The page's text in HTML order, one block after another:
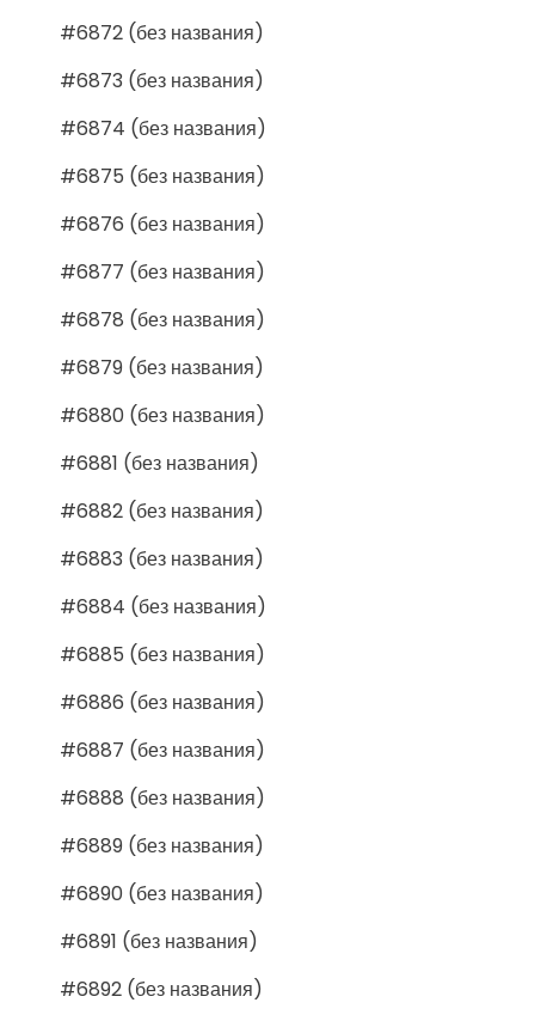
#6872 (без названия)
#6873 (без названия)
#6874 (без названия)
#6875 (без названия)
#6876 (без названия)
#6877 (без названия)
#6878 (без названия)
#6879 (без названия)
#6880 (без названия)
#6881 (без названия)
#6882 (без названия)
#6883 (без названия)
#6884 (без названия)
#6885 (без названия)
#6886 (без названия)
#6887 (без названия)
#6888 (без названия)
#6889 (без названия)
#6890 (без названия)
#6891 (без названия)
#6892 (без названия)